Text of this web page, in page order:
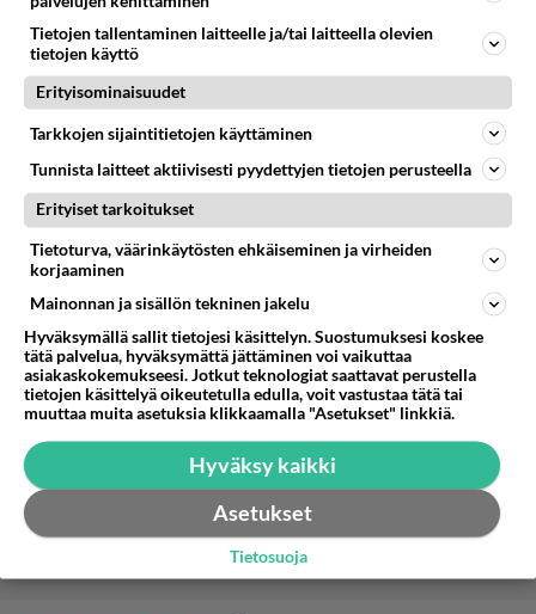
Valitse oma tähtimerkkisi ja lue päivän horoskooppi!
KASARI
Muistatko? Dempsey ja
Makepeace - Sähköä ilmassa,
kun letkeä jenkki tapasi
yläluokkaisen britin
Tietojen tallentaminen laitteelle ja/tai laitteella olevien
tietojen käyttö
Erityisominaisuudet
Tarkkojen sijaintitietojen käyttäminen
Tunnista laitteet aktiivisesti pyydettyjen tietojen perusteella
Erityiset tarkoitukset
Tietoturva, väärinkäytösten ehkäiseminen ja virheiden
korjaaminen
Mainonnan ja sisällön tekninen jakelu
Hyväksymällä sallit tietojesi käsittelyn. Suostumuksesi koskee
tätä palvelua, hyväksymättä jättäminen voi vaikuttaa
asiakaskokemukseesi. Jotkut teknologiat saattavat perustella
tietojen käsittelyä oikeutetulla edulla, voit vastustaa tätä tai
muuttaa muita asetuksia klikkaamalla "Asetukset" linkkiä.
Hyväksy kaikki
Asetukset
Tietosuoja